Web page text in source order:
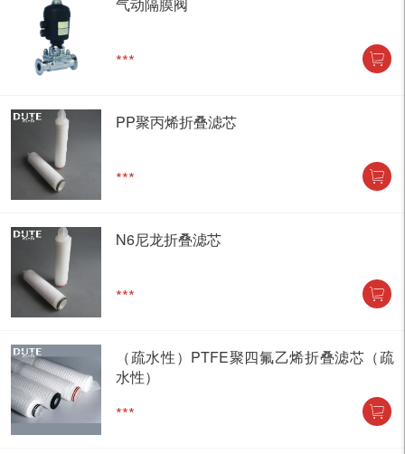
***
PP聚丙烯折叠滤芯
***
N6尼龙折叠滤芯
***
（疏水性）PTFE聚四氟乙烯折叠滤芯（疏
水性）
***